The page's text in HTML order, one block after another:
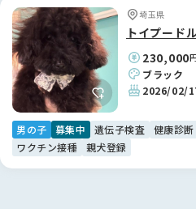
【BreederFamiliesへ】
色々なサイトを見て回りました
は情報の透明性が高く、非常に
た。
おかげさまで、江里川ブリーダ
ることができ、納得のいく形で新
す。
ありがとうございました。😊
埼玉県
トイプード
230,000
ブラック
2026/02/
男の子 募集中 遺伝子検査
健康診断
ワクチン接種
親犬登録